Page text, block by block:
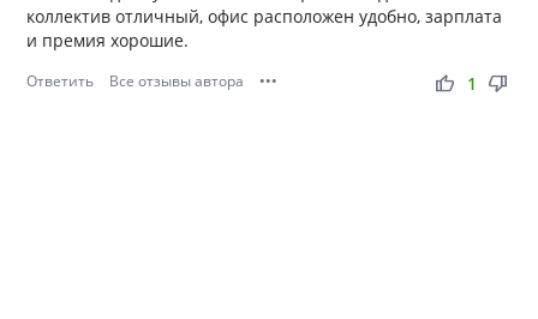
коллектив отличный, офис расположен удобно, зарплата
и премия хорошие.
Ответить Все отзывы автора ••• thumb_up thumb_down
1